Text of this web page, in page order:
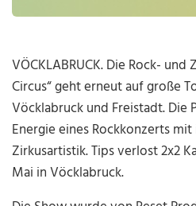
VÖCKLABRUCK. Die Rock- und
Circus“ geht erneut auf große
Vöcklabruck und Freistadt.
Energie eines Rockkonzerts
Zirkusartistik. Tips verlost 2x2
Mai in Vöcklabruck.